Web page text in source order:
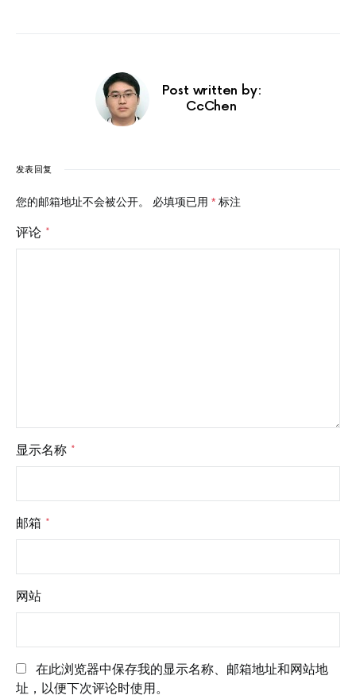
Post written by:
CcChen
发表回复
您的邮箱地址不会被公开。 必填项已用 * 标注
评论 *
显示名称 *
邮箱 *
网站
在此浏览器中保存我的显示名称、邮箱地址和网站地
址，以便下次评论时使用。